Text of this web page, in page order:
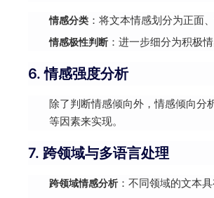
情感分类 ：将文本情感划分为正面
情感极性判断 ：进一步细分为积极
6. 情感强度分析
除了判断情感倾向外，情感倾向分
等因素来实现。
7. 跨领域与多语言处理
跨领域情感分析 ：不同领域的文本